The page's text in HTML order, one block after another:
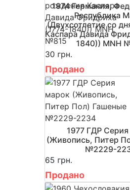
1974 Германия,
Республика
(Двухсотлетие со
Каспара Давида
1840)) MNH
30 грн.
Продано
1977 ГДР
(Живопись, Питер
№2229-
65 грн.
Продано